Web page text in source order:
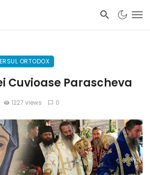
ORTODOX
Cuvioase Parascheva
1227 views 0